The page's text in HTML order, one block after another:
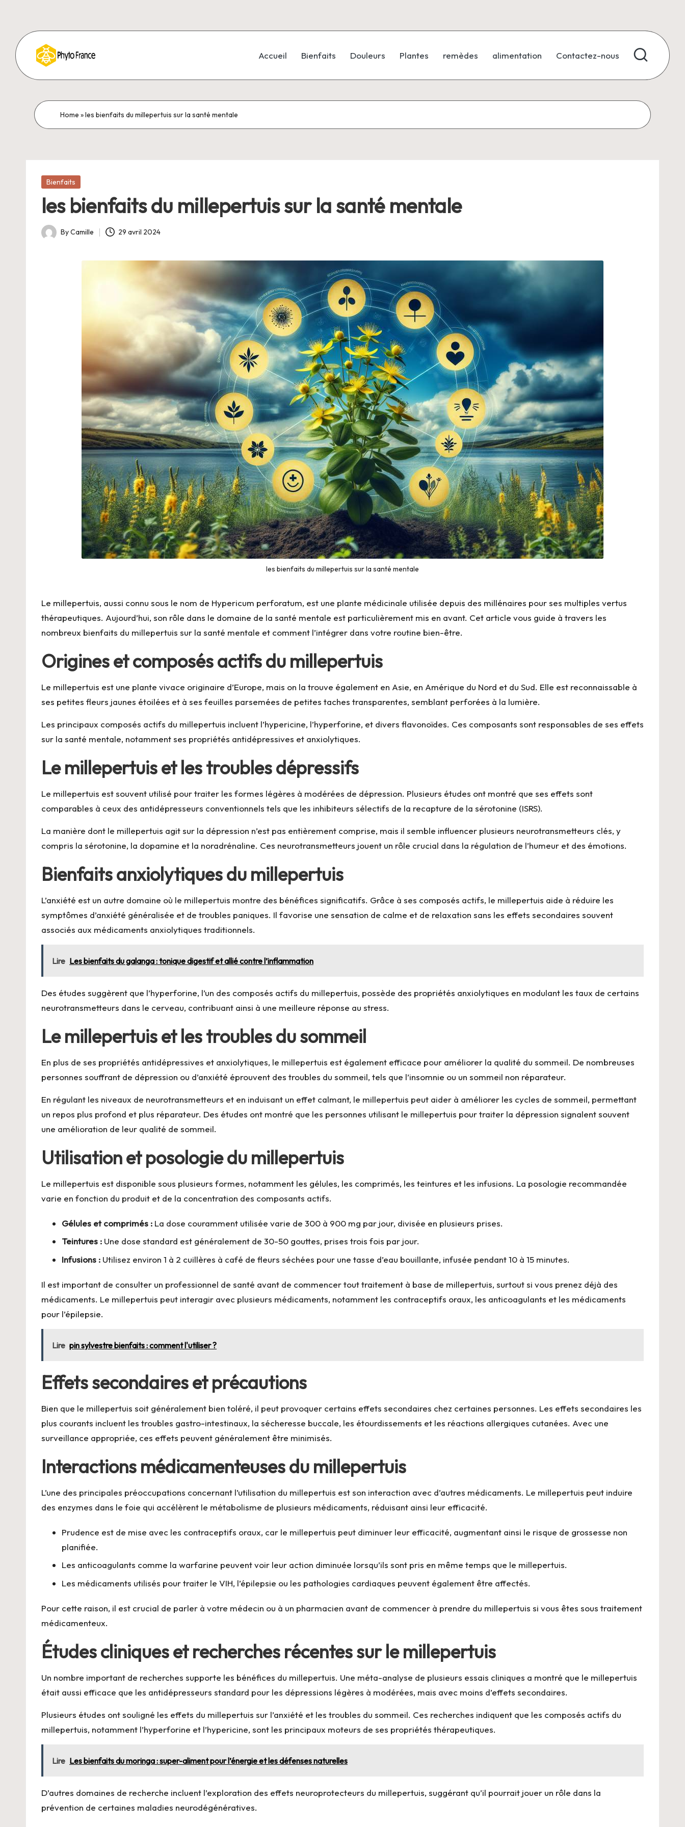
Accueil Bienfaits Douleurs Plantes remèdes alimentation Contactez-nous
Home »les bienfaits du millepertuis sur la santé mentale
Posted
Bienfaits
les bienfaits du millepertuis sur la santé mentale
Posted
ByCamille 29 avril 2024
les bienfaits du millepertuis sur la santé mentale
Le millepertuis, aussi connu sous le nom de Hypericum perforatum, est une plante médicinale utilisée depuis des millénaires pour ses multiples vertus
thérapeutiques. Aujourd’hui, son rôle dans le domaine de la santé mentale est particulièrement mis en avant. Cet article vous guide à travers les
nombreux bienfaits du millepertuis sur la santé mentale et comment l’intégrer dans votre routine bien-être.
Origines et composés actifs du millepertuis
Le millepertuis est une plante vivace originaire d’Europe, mais on la trouve également en Asie, en Amérique du Nord et du Sud. Elle est reconnaissable à
ses petites fleurs jaunes étoilées et à ses feuilles parsemées de petites taches transparentes, semblant perforées à la lumière.
Les principaux composés actifs du millepertuis incluent l’hypericine, l’hyperforine, et divers flavonoïdes. Ces composants sont responsables de ses effets
sur la santé mentale, notamment ses propriétés antidépressives et anxiolytiques.
Le millepertuis et les troubles dépressifs
Le millepertuis est souvent utilisé pour traiter les formes légères à modérées de dépression. Plusieurs études ont montré que ses effets sont
comparables à ceux des antidépresseurs conventionnels tels que les inhibiteurs sélectifs de la recapture de la sérotonine (ISRS).
La manière dont le millepertuis agit sur la dépression n’est pas entièrement comprise, mais il semble influencer plusieurs neurotransmetteurs clés, y
compris la sérotonine, la dopamine et la noradrénaline. Ces neurotransmetteurs jouent un rôle crucial dans la régulation de l’humeur et des émotions.
Bienfaits anxiolytiques du millepertuis
L’anxiété est un autre domaine où le millepertuis montre des bénéfices significatifs. Grâce à ses composés actifs, le millepertuis aide à réduire les
symptômes d’anxiété généralisée et de troubles paniques. Il favorise une sensation de calme et de relaxation sans les effets secondaires souvent
associés aux médicaments anxiolytiques traditionnels.
Lire Les bienfaits du galanga : tonique digestif et allié contre l’inflammation
Des études suggèrent que l’hyperforine, l’un des composés actifs du millepertuis, possède des propriétés anxiolytiques en modulant les taux de certains
neurotransmetteurs dans le cerveau, contribuant ainsi à une meilleure réponse au stress.
Le millepertuis et les troubles du sommeil
En plus de ses propriétés antidépressives et anxiolytiques, le millepertuis est également efficace pour améliorer la qualité du sommeil. De nombreuses
personnes souffrant de dépression ou d’anxiété éprouvent des troubles du sommeil, tels que l’insomnie ou un sommeil non réparateur.
En régulant les niveaux de neurotransmetteurs et en induisant un effet calmant, le millepertuis peut aider à améliorer les cycles de sommeil, permettant
un repos plus profond et plus réparateur. Des études ont montré que les personnes utilisant le millepertuis pour traiter la dépression signalent souvent
une amélioration de leur qualité de sommeil.
Utilisation et posologie du millepertuis
Le millepertuis est disponible sous plusieurs formes, notamment les gélules, les comprimés, les teintures et les infusions. La posologie recommandée
varie en fonction du produit et de la concentration des composants actifs.
Gélules et comprimés : La dose couramment utilisée varie de 300 à 900 mg par jour, divisée en plusieurs prises.
Teintures : Une dose standard est généralement de 30-50 gouttes, prises trois fois par jour.
Infusions : Utilisez environ 1 à 2 cuillères à café de fleurs séchées pour une tasse d’eau bouillante, infusée pendant 10 à 15 minutes.
Il est important de consulter un professionnel de santé avant de commencer tout traitement à base de millepertuis, surtout si vous prenez déjà des
médicaments. Le millepertuis peut interagir avec plusieurs médicaments, notamment les contraceptifs oraux, les anticoagulants et les médicaments
pour l’épilepsie.
Lire pin sylvestre bienfaits : comment l'utiliser ?
Effets secondaires et précautions
Bien que le millepertuis soit généralement bien toléré, il peut provoquer certains effets secondaires chez certaines personnes. Les effets secondaires les
plus courants incluent les troubles gastro-intestinaux, la sécheresse buccale, les étourdissements et les réactions allergiques cutanées. Avec une
surveillance appropriée, ces effets peuvent généralement être minimisés.
Interactions médicamenteuses du millepertuis
L’une des principales préoccupations concernant l’utilisation du millepertuis est son interaction avec d’autres médicaments. Le millepertuis peut induire
des enzymes dans le foie qui accélèrent le métabolisme de plusieurs médicaments, réduisant ainsi leur efficacité.
Prudence est de mise avec les contraceptifs oraux, car le millepertuis peut diminuer leur efficacité, augmentant ainsi le risque de grossesse non
planifiée.
Les anticoagulants comme la warfarine peuvent voir leur action diminuée lorsqu’ils sont pris en même temps que le millepertuis.
Les médicaments utilisés pour traiter le VIH, l’épilepsie ou les pathologies cardiaques peuvent également être affectés.
Pour cette raison, il est crucial de parler à votre médecin ou à un pharmacien avant de commencer à prendre du millepertuis si vous êtes sous traitement
médicamenteux.
Études cliniques et recherches récentes sur le millepertuis
Un nombre important de recherches supporte les bénéfices du millepertuis. Une méta-analyse de plusieurs essais cliniques a montré que le millepertuis
était aussi efficace que les antidépresseurs standard pour les dépressions légères à modérées, mais avec moins d’effets secondaires.
Plusieurs études ont souligné les effets du millepertuis sur l’anxiété et les troubles du sommeil. Ces recherches indiquent que les composés actifs du
millepertuis, notamment l’hyperforine et l’hypericine, sont les principaux moteurs de ses propriétés thérapeutiques.
Lire Les bienfaits du moringa : super-aliment pour l’énergie et les défenses naturelles
D’autres domaines de recherche incluent l’exploration des effets neuroprotecteurs du millepertuis, suggérant qu’il pourrait jouer un rôle dans la
prévention de certaines maladies neurodégénératives.